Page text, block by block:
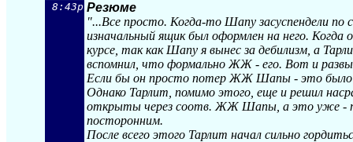
8:43p Резюме
"...Все просто. Когда-то Шапу засуспендели
изначальный ящик был оформлен на него. Когда
курсе, так как Шапу я вынес за дебилизм, а
вспомнил, что формально ЖЖ - его. Вот и
Если бы он просто потер ЖЖ Шапы - это было
Однако Тарлит, помимо этого, еще и решил
открыты через соотв. ЖЖ Шапы, а это уже -
посторонним.
После всего этого Тарлит начал сильно